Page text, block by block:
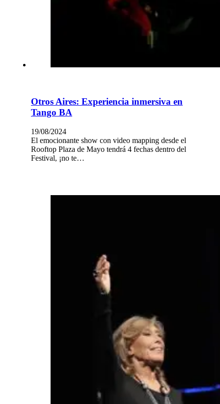
Otros Aires: Experiencia inmersiva en
Tango BA
19/08/2024
El emocionante show con video mapping desde el
Rooftop Plaza de Mayo tendrá 4 fechas dentro del
Festival, ¡no te…